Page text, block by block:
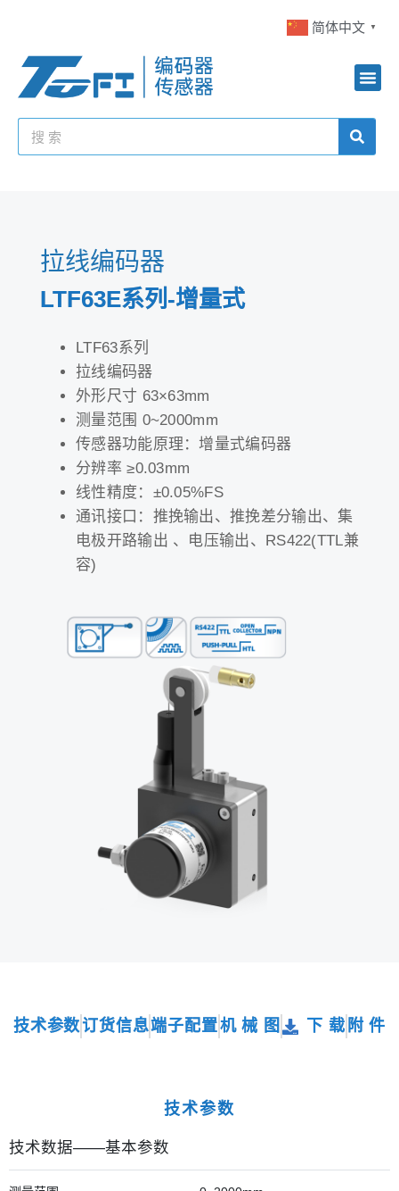
简体中文 ▼
拉线编码器
LTF63E系列-增量式
LTF63系列
拉线编码器
外形尺寸 63×63mm
测量范围 0~2000mm
传感器功能原理：增量式编码器
分辨率 ≥0.03mm
线性精度：±0.05%FS
通讯接口：推挽输出、推挽差分输出、集
电极开路输出 、电压输出、RS422(TTL兼
容)
技术参数订货信息端子配置机 械 图 下 载 附 件
技术参数
技术数据——基本参数